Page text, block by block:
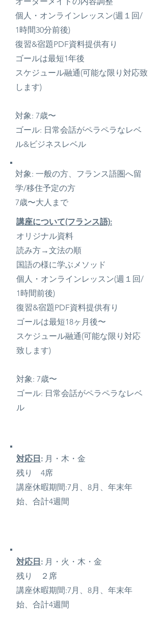
個人・オンラインレッスン(週１回/
1時間30分前後)
復習&宿題PDF資料提供有り
ゴールは最短1年後
スケジュール融通(可能な限り対応致
します)
対象: 7歳〜
ゴール: 日常会話がペラペラなレベ
ル&ビジネスレベル​
対象: 一般の方、フランス語圏へ留
学/移住予定の方
7歳〜大人まで​
講座について(フランス語):
オリジナル資料
読み方→文法の順
国語の様に学ぶメソッド
個人・オンラインレッスン(週１回/
1時間前後)
復習&宿題PDF資料提供有り
ゴールは最短18ヶ月後〜
スケジュール融通(可能な限り対応
致します)
対象: 7歳〜
ゴール: 日常会話がペラペラなレベ
ル
対応日 : 月・木・金
残り 4席
講座休暇期間:7月、8月、年末年
始、合計4週間
対応日 : 月・火・木・金
残り ２席
講座休暇期間:7月、8月、年末年
始、合計4週間